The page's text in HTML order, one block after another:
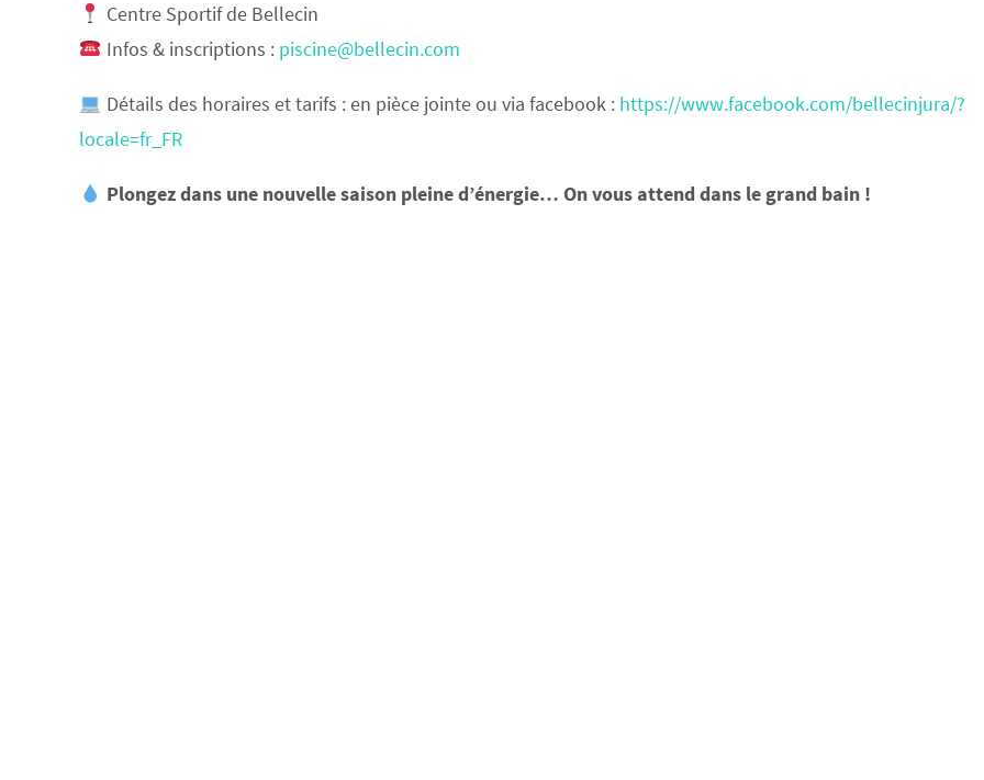
Centre Sportif de Bellecin
Infos & inscriptions : piscine@bellecin.com
Détails des horaires et tarifs : en pièce jointe ou via facebook : https://www.facebook.com/bellecinjura/?
locale=fr_FR
Plongez dans une nouvelle saison pleine d’énergie… On vous attend dans le grand bain !